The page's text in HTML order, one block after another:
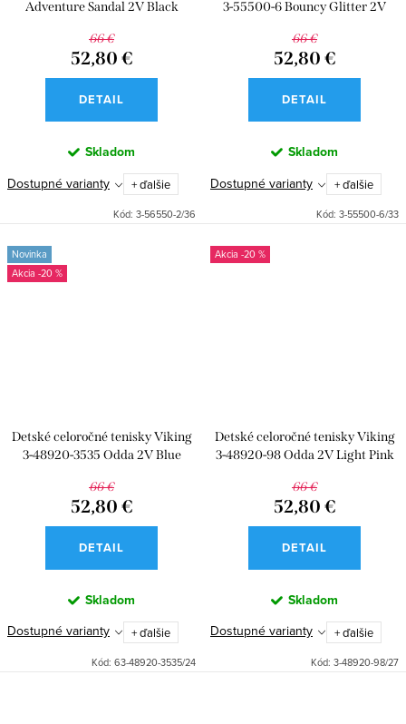
Adventure Sandal 2V Black
66 €
52,80 €
DETAIL
Skladom
Dostupné varianty + ďalšie
Kód: 3-56550-2/36
3-55500-6 Bouncy Glitter 2V
66 €
52,80 €
DETAIL
Skladom
Dostupné varianty + ďalšie
Kód: 3-55500-6/33
Novinka
-20 %
Detské celoročné tenisky Viking
3-48920-3535 Odda 2V Blue
66 €
52,80 €
DETAIL
Skladom
Dostupné varianty + ďalšie
Kód: 63-48920-3535/24
-20 %
Detské celoročné tenisky Viking
3-48920-98 Odda 2V Light Pink
66 €
52,80 €
DETAIL
Skladom
Dostupné varianty + ďalšie
Kód: 3-48920-98/27